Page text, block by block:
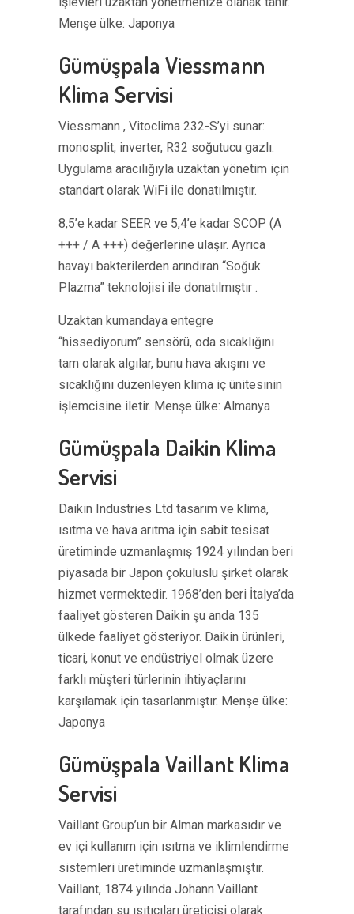
Menşe ülke: Japonya
Gümüşpala Viessmann
Klima Servisi
Viessmann , Vitoclima 232-S’yi sunar:
monosplit, inverter, R32 soğutucu gazlı.
Uygulama aracılığıyla uzaktan yönetim için
standart olarak WiFi ile donatılmıştır.
8,5’e kadar SEER ve 5,4’e kadar SCOP (A
+++ / A +++) değerlerine ulaşır. Ayrıca
havayı bakterilerden arındıran “Soğuk
Plazma” teknolojisi ile donatılmıştır .
Uzaktan kumandaya entegre
“hissediyorum” sensörü, oda sıcaklığını
tam olarak algılar, bunu hava akışını ve
sıcaklığını düzenleyen klima iç ünitesinin
işlemcisine iletir. Menşe ülke: Almanya
Gümüşpala Daikin Klima
Servisi
Daikin Industries Ltd tasarım ve klima,
ısıtma ve hava arıtma için sabit tesisat
üretiminde uzmanlaşmış 1924 yılından beri
piyasada bir Japon çokuluslu şirket olarak
hizmet vermektedir. 1968’den beri İtalya’da
faaliyet gösteren Daikin şu anda 135
ülkede faaliyet gösteriyor. Daikin ürünleri,
ticari, konut ve endüstriyel olmak üzere
farklı müşteri türlerinin ihtiyaçlarını
karşılamak için tasarlanmıştır. Menşe ülke:
Japonya
Gümüşpala Vaillant Klima
Servisi
Vaillant Group’un bir Alman markasıdır ve
ev içi kullanım için ısıtma ve iklimlendirme
sistemleri üretiminde uzmanlaşmıştır.
Vaillant, 1874 yılında Johann Vaillant
tarafından su ısıtıcıları üreticisi olarak